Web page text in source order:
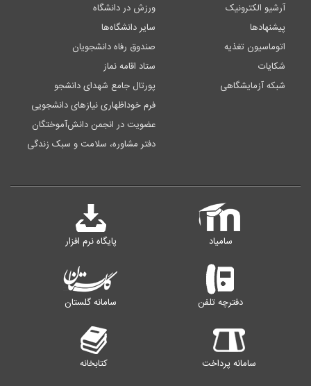
آرشیو الکترونیک
پیشنهادها
اتوماسیون تغذیه
شکایات
شبکه آزمایشگاهی
ورزش در دانشگاه
سایر دانشگاه‌ها
صندوق رفاه دانشجویان
ستاد اقامه نماز
پورتال جامع شهدای دانشجو
فرم خوداظهاری نیازهای دانشجویی
عضویت در انجمن دانش‌آموختگان
دفتر مشاوره، سلامت و سبک زندگی
سامیاد پایگاه نرم افزار
دفترچه تلفن سامانه گلستان
سامانه پرداخت کتابخانه